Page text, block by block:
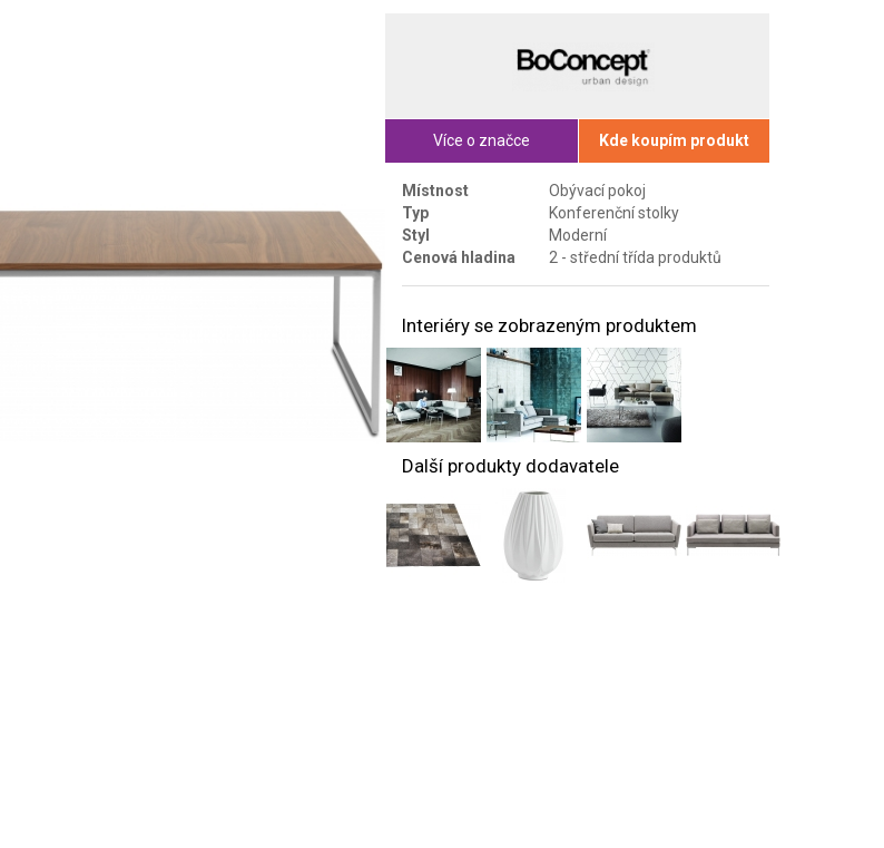
Více o značce Kde koupím produkt
Místnost
Obývací pokoj
Typ
Konferenční stolky
Styl
Moderní
Cenová hladina
2 - střední třída produktů
Interiéry se zobrazeným produktem
Další produkty dodavatele